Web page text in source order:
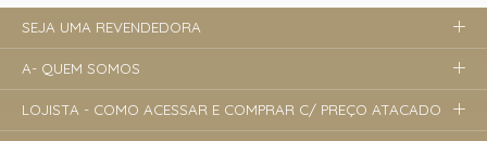
SEJA UMA REVENDEDORA
A- QUEM SOMOS
LOJISTA - COMO ACESSAR E COMPRAR C/ PREÇO ATACADO